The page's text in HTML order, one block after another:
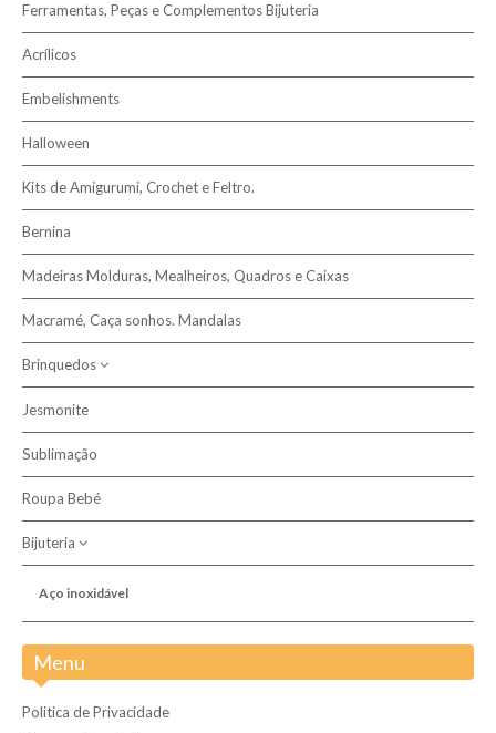
Ferramentas, Peças e Complementos Bijuteria
Acrílicos
Embelishments
Halloween
Kits de Amigurumi, Crochet e Feltro.
Bernina
Madeiras Molduras, Mealheiros, Quadros e Caixas
Macramé, Caça sonhos. Mandalas
Brinquedos
Dos 3 aos 6 anos
Dos 0 aos 3 anos
Jesmonite
Sublimação
Roupa Bebé
Bijuteria
Aço inoxidável
Menu
Politica de Privacidade